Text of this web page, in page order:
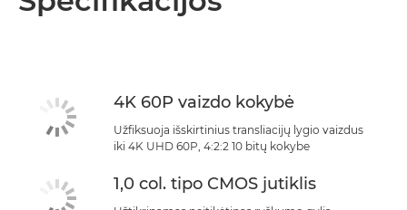
4K 60P vaizdo kokybė
Užfiksuoja išskirtinius transliacijų lygio vaizdus
iki 4K UHD 60P, 4:2:2 10 bitų kokybe
1,0 col. tipo CMOS jutiklis